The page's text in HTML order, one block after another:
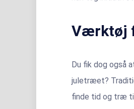
Værktøj
Du fik dog også
juletræet?
finde tid og træ